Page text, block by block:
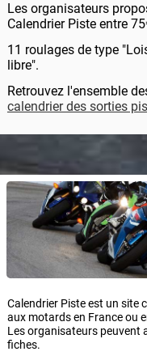
Les organisateurs
Calendrier Piste entre
11 roulages de type
libre".
Retrouvez l'ensemble
calendrier des sorties
Calendrier Piste est un site
aux motards en France ou
Les organisateurs peuvent
fiches.